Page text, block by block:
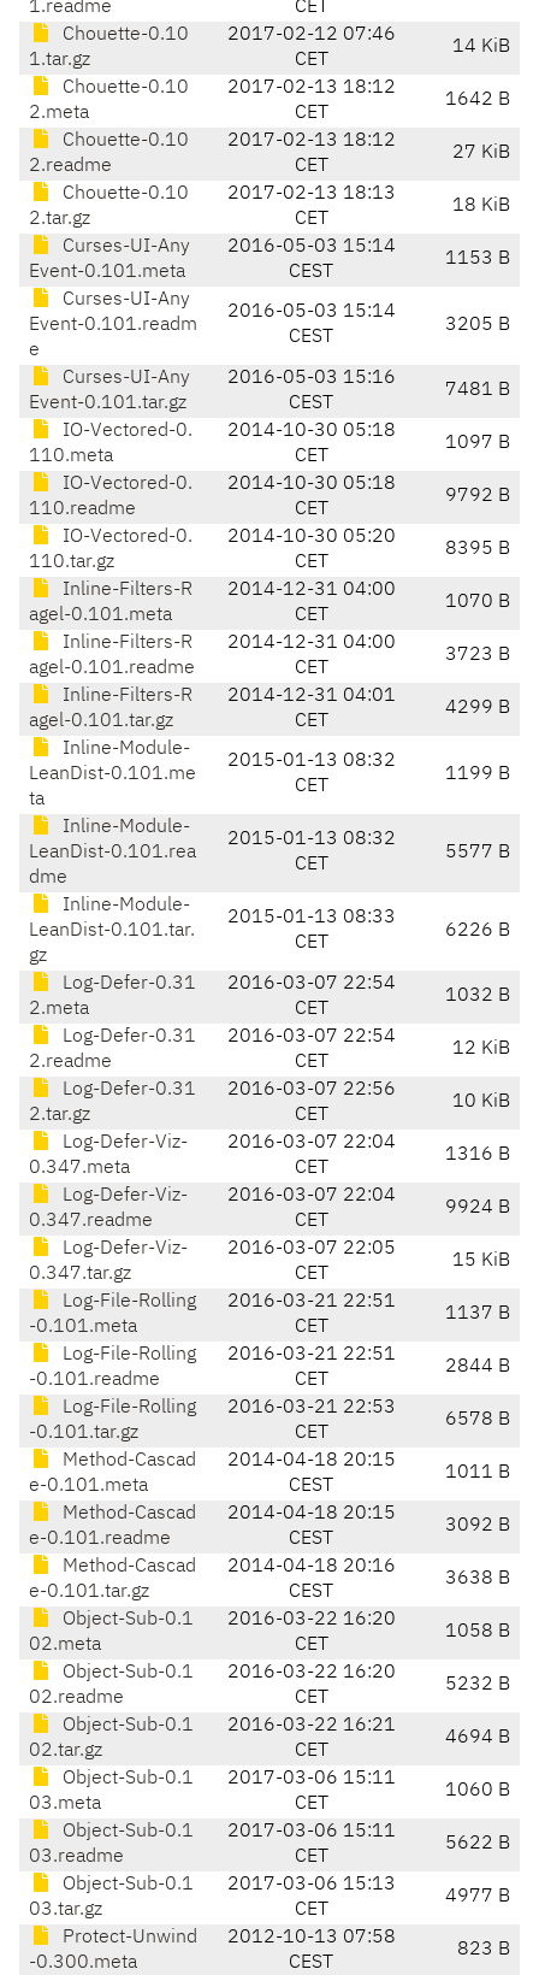
1.readme CET
Chouette-0.10
1.tar.gz
2017-02-12 07:46
CET
14 KiB
Chouette-0.10
2.meta
2017-02-13 18:12
CET
1642 B
Chouette-0.10
2.readme
2017-02-13 18:12
CET
27 KiB
Chouette-0.10
2.tar.gz
2017-02-13 18:13
CET
18 KiB
Curses-UI-Any
Event-0.101.meta
2016-05-03 15:14
CEST
1153 B
Curses-UI-Any
Event-0.101.readm
e
2016-05-03 15:14
CEST
3205 B
Curses-UI-Any
Event-0.101.tar.gz
2016-05-03 15:16
CEST
7481 B
IO-Vectored-0.
110.meta
2014-10-30 05:18
CET
1097 B
IO-Vectored-0.
110.readme
2014-10-30 05:18
CET
9792 B
IO-Vectored-0.
110.tar.gz
2014-10-30 05:20
CET
8395 B
Inline-Filters-R
agel-0.101.meta
2014-12-31 04:00
CET
1070 B
Inline-Filters-R
agel-0.101.readme
2014-12-31 04:00
CET
3723 B
Inline-Filters-R
agel-0.101.tar.gz
2014-12-31 04:01
CET
4299 B
Inline-Module-
LeanDist-0.101.me
ta
2015-01-13 08:32
CET
1199 B
Inline-Module-
LeanDist-0.101.rea
dme
2015-01-13 08:32
CET
5577 B
Inline-Module-
LeanDist-0.101.tar.
gz
2015-01-13 08:33
CET
6226 B
Log-Defer-0.31
2.meta
2016-03-07 22:54
CET
1032 B
Log-Defer-0.31
2.readme
2016-03-07 22:54
CET
12 KiB
Log-Defer-0.31
2.tar.gz
2016-03-07 22:56
CET
10 KiB
Log-Defer-Viz-
0.347.meta
2016-03-07 22:04
CET
1316 B
Log-Defer-Viz-
0.347.readme
2016-03-07 22:04
CET
9924 B
Log-Defer-Viz-
0.347.tar.gz
2016-03-07 22:05
CET
15 KiB
Log-File-Rolling
-0.101.meta
2016-03-21 22:51
CET
1137 B
Log-File-Rolling
-0.101.readme
2016-03-21 22:51
CET
2844 B
Log-File-Rolling
-0.101.tar.gz
2016-03-21 22:53
CET
6578 B
Method-Cascad
e-0.101.meta
2014-04-18 20:15
CEST
1011 B
Method-Cascad
e-0.101.readme
2014-04-18 20:15
CEST
3092 B
Method-Cascad
e-0.101.tar.gz
2014-04-18 20:16
CEST
3638 B
Object-Sub-0.1
02.meta
2016-03-22 16:20
CET
1058 B
Object-Sub-0.1
02.readme
2016-03-22 16:20
CET
5232 B
Object-Sub-0.1
02.tar.gz
2016-03-22 16:21
CET
4694 B
Object-Sub-0.1
03.meta
2017-03-06 15:11
CET
1060 B
Object-Sub-0.1
03.readme
2017-03-06 15:11
CET
5622 B
Object-Sub-0.1
03.tar.gz
2017-03-06 15:13
CET
4977 B
Protect-Unwind
-0.300.meta
2012-10-13 07:58
CEST
823 B